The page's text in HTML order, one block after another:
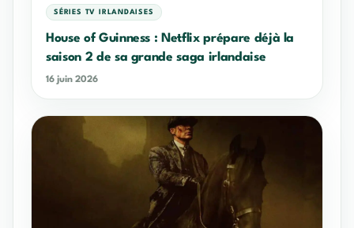
SÉRIES TV IRLANDAISES
House of Guinness : Netflix prépare déjà la
saison 2 de sa grande saga irlandaise
16 juin 2026